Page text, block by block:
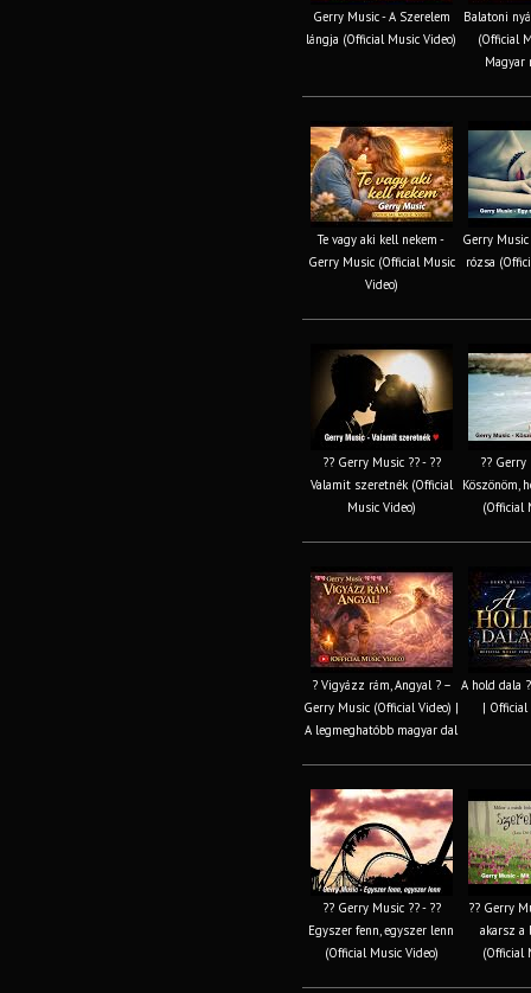
Gerry Music - A Szerelem
lángja (Official Music Video)
Balatoni
(Official
Magyar
Te vagy aki kell nekem -
Gerry Music (Official Music
Video)
Gerry
rózsa
?? Gerry Music ?? - ??
Valamit szeretnék (Official
Music Video)
?? Gerry
Köszönöm,
(Official
? Vigyázz rám, Angyal ? –
Gerry Music (Official Video) |
A legmeghatóbb magyar dal
A hold dala
| Official
?? Gerry Music ?? - ??
Egyszer fenn, egyszer lenn
(Official Music Video)
?? Gerry
akarsz a
(Official